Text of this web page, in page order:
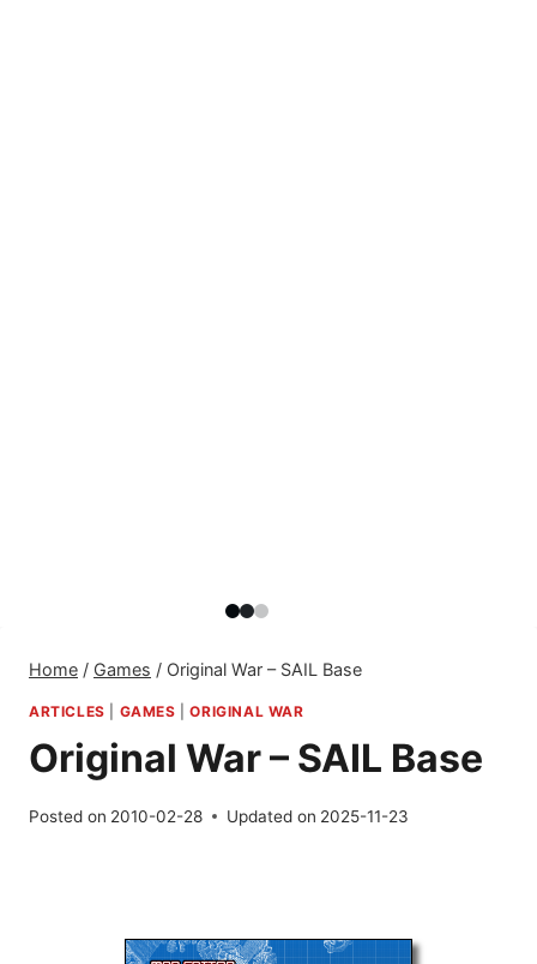
Home / Games / Original War – SAIL Base
ARTICLES GAMES |ORIGINAL WAR
Original War – SAIL Base
Posted on 2010-02-28 Updated on 2025-11-23